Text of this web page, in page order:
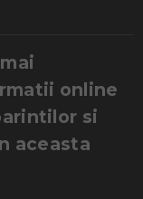
online
si
aceasta